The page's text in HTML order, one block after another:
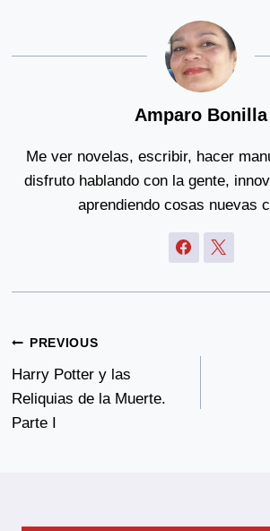
Amparo Bonilla
Me ver novelas, escribir, hacer
disfruto hablando con la gente,
aprendiendo cosas nuevas
Post
Navigation
PREVIOUS
Harry Potter y las
Reliquias de la Muerte.
Parte I